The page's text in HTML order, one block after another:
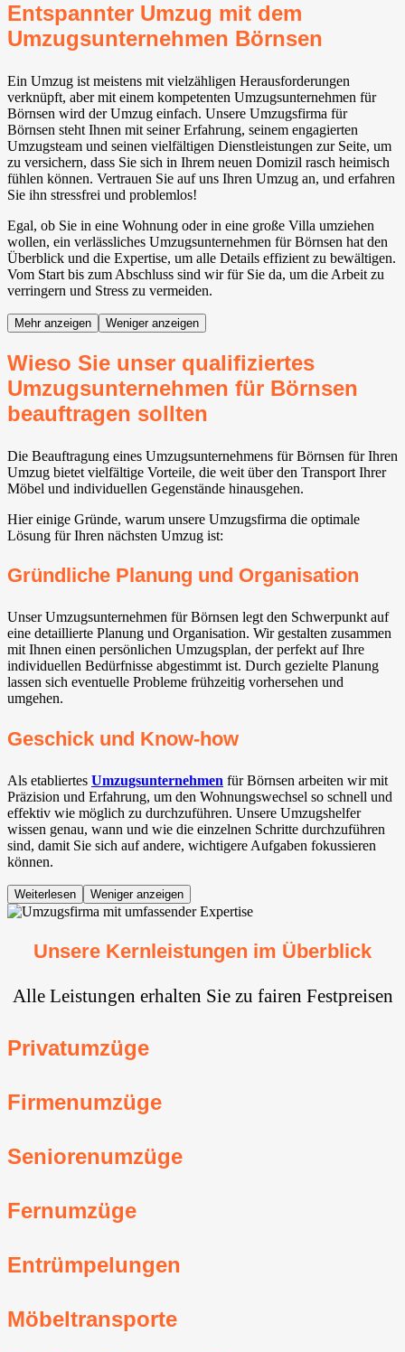
Entspannter Umzug mit dem
Umzugsunternehmen Börnsen
Ein Umzug ist meistens mit vielzähligen Herausforderungen
verknüpft, aber mit einem kompetenten Umzugsunternehmen für
Börnsen wird der Umzug einfach. Unsere Umzugsfirma für
Börnsen steht Ihnen mit seiner Erfahrung, seinem engagierten
Umzugsteam und seinen vielfältigen Dienstleistungen zur Seite, um
zu versichern, dass Sie sich in Ihrem neuen Domizil rasch heimisch
fühlen können. Vertrauen Sie auf uns Ihren Umzug an, und erfahren
Sie ihn stressfrei und problemlos!
Egal, ob Sie in eine Wohnung oder in eine große Villa umziehen
wollen, ein verlässliches Umzugsunternehmen für Börnsen hat den
Überblick und die Expertise, um alle Details effizient zu bewältigen.
Vom Start bis zum Abschluss sind wir für Sie da, um die Arbeit zu
verringern und Stress zu vermeiden.
Mehr anzeigen Weniger anzeigen
Wieso Sie unser qualifiziertes
Umzugsunternehmen für Börnsen
beauftragen sollten
Die Beauftragung eines Umzugsunternehmens für Börnsen für Ihren
Umzug bietet vielfältige Vorteile, die weit über den Transport Ihrer
Möbel und individuellen Gegenstände hinausgehen.
Hier einige Gründe, warum unsere Umzugsfirma die optimale
Lösung für Ihren nächsten Umzug ist:
Gründliche Planung und Organisation
Unser Umzugsunternehmen für Börnsen legt den Schwerpunkt auf
eine detaillierte Planung und Organisation. Wir gestalten zusammen
mit Ihnen einen persönlichen Umzugsplan, der perfekt auf Ihre
individuellen Bedürfnisse abgestimmt ist. Durch gezielte Planung
lassen sich eventuelle Probleme frühzeitig vorhersehen und
umgehen.
Geschick und Know-how
Als etabliertes Umzugsunternehmen für Börnsen arbeiten wir mit
Präzision und Erfahrung, um den Wohnungswechsel so schnell und
effektiv wie möglich zu durchzuführen. Unsere Umzugshelfer
wissen genau, wann und wie die einzelnen Schritte durchzuführen
sind, damit Sie sich auf andere, wichtigere Aufgaben fokussieren
können.
Weiterlesen Weniger anzeigen
Unsere Kernleistungen im Überblick
Alle Leistungen erhalten Sie zu fairen Festpreisen
Privatumzüge
Firmenumzüge
Seniorenumzüge
Fernumzüge
Entrümpelungen
Möbeltransporte